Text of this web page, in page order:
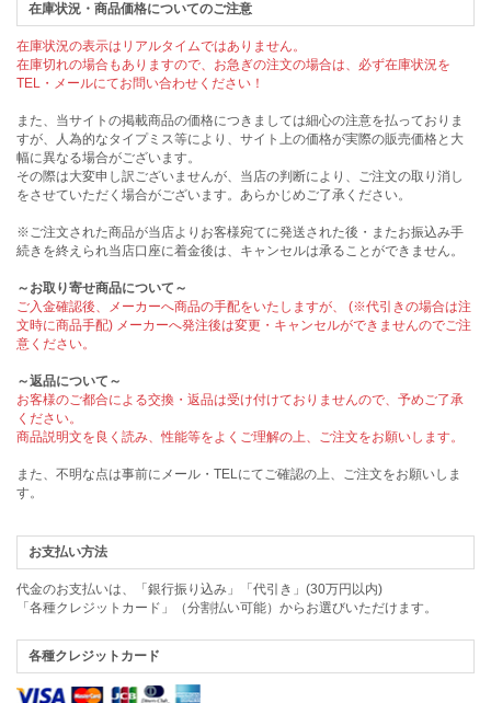
在庫状況・商品価格についてのご注意
在庫状況の表示はリアルタイムではありません。
在庫切れの場合もありますので、お急ぎの注文の場合は、必ず在庫状況を
TEL・メールにてお問い合わせください！
また、当サイトの掲載商品の価格につきましては細心の注意を払っておりま
すが、人為的なタイプミス等により、サイト上の価格が実際の販売価格と大
幅に異なる場合がございます。
その際は大変申し訳ございませんが、当店の判断により、ご注文の取り消し
をさせていただく場合がございます。あらかじめご了承ください。
※ご注文された商品が当店よりお客様宛てに発送された後・またお振込み手
続きを終えられ当店口座に着金後は、キャンセルは承ることができません。
～お取り寄せ商品について～
ご入金確認後、メーカーへ商品の手配をいたしますが、 (※代引きの場合は注
文時に商品手配) メーカーへ発注後は変更・キャンセルができませんのでご注
意ください。
～返品について～
お客様のご都合による交換・返品は受け付けておりませんので、予めご了承
ください。
商品説明文を良く読み、性能等をよくご理解の上、ご注文をお願いします。
また、不明な点は事前にメール・TELにてご確認の上、ご注文をお願いしま
す。
お支払い方法
代金のお支払いは、「銀行振り込み」「代引き」(30万円以内)
「各種クレジットカード」（分割払い可能）からお選びいただけます。
各種クレジットカード